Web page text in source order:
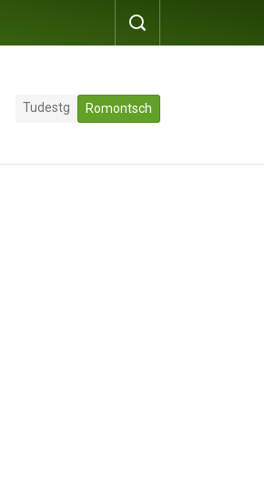
Tudestg Romontsch